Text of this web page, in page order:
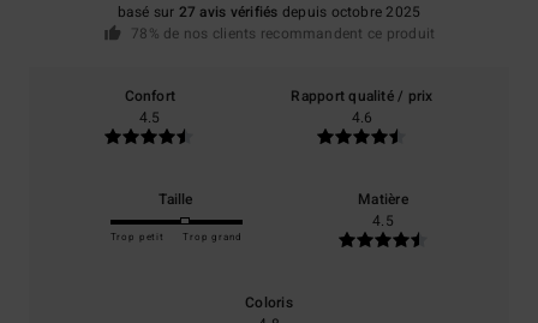
basé sur 27 avis vérifiés depuis octobre 2025
78% de nos clients recommandent ce produit
Confort
4.5
Rapport qualité / prix
4.6
Taille
Trop petit Trop grand
Matière
4.5
Coloris